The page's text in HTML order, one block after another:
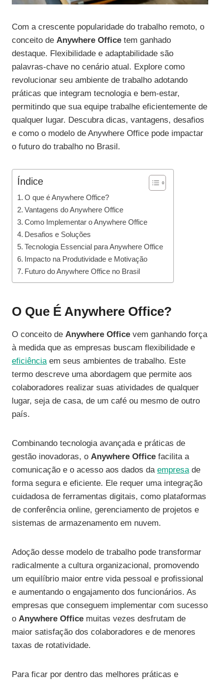
Com a crescente popularidade do trabalho remoto, o
conceito de Anywhere Office tem ganhado
destaque. Flexibilidade e adaptabilidade são
palavras-chave no cenário atual. Explore como
revolucionar seu ambiente de trabalho adotando
práticas que integram tecnologia e bem-estar,
permitindo que sua equipe trabalhe eficientemente de
qualquer lugar. Descubra dicas, vantagens, desafios
e como o modelo de Anywhere Office pode impactar
o futuro do trabalho no Brasil.
Índice
O que é Anywhere Office?
Vantagens do Anywhere Office
Como Implementar o Anywhere Office
Desafios e Soluções
Tecnologia Essencial para Anywhere Office
Impacto na Produtividade e Motivação
Futuro do Anywhere Office no Brasil
O Que É Anywhere Office?
O conceito de Anywhere Office vem ganhando força
à medida que as empresas buscam flexibilidade e
eficiênciaem seus ambientes de trabalho. Este
termo descreve uma abordagem que permite aos
colaboradores realizar suas atividades de qualquer
lugar, seja de casa, de um café ou mesmo de outro
país.
Combinando tecnologia avançada e práticas de
gestão inovadoras, o Anywhere Office facilita a
comunicação e o acesso aos dados da empresade
forma segura e eficiente. Ele requer uma integração
cuidadosa de ferramentas digitais, como plataformas
de conferência online, gerenciamento de projetos e
sistemas de armazenamento em nuvem.
Adoção desse modelo de trabalho pode transformar
radicalmente a cultura organizacional, promovendo
um equilíbrio maior entre vida pessoal e profissional
e aumentando o engajamento dos funcionários. As
empresas que conseguem implementar com sucesso
o Anywhere Office muitas vezes desfrutam de
maior satisfação dos colaboradores e de menores
taxas de rotatividade.
Para ficar por dentro das melhores práticas e